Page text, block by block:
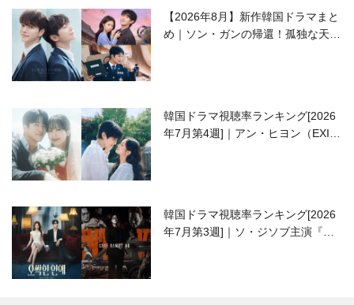
【2026年8月】新作韓国ドラマまと
め｜ソン・ガンの帰還！孤独な天才
韓国ドラマ視聴率ランキング[2026
年7月第4週]｜アン・ヒヨン（EXID
韓国ドラマ視聴率ランキング[2026
年7月第3週]｜ソ・ジソブ主演『エ